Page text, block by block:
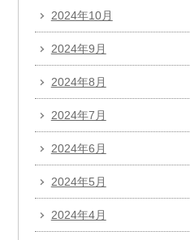
2024年10月
2024年9月
2024年8月
2024年7月
2024年6月
2024年5月
2024年4月